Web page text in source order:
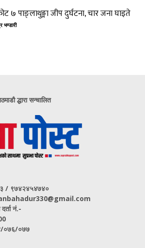
७ पाङ्लाथुङ्मा जीप दुर्घटना, चार जना घाइते
भण्डारी
द्धारा सन्चालित
/ ९७४२४५४७४०
नं.-
०७६/०७७